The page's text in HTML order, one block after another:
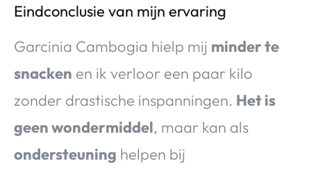
Eindconclusie van mijn ervaring
Garcinia Cambogia hielp mij minder te
snacken en ik verloor een paar kilo
zonder drastische inspanningen. Het is
geen wondermiddel, maar kan als
ondersteuning helpen bij